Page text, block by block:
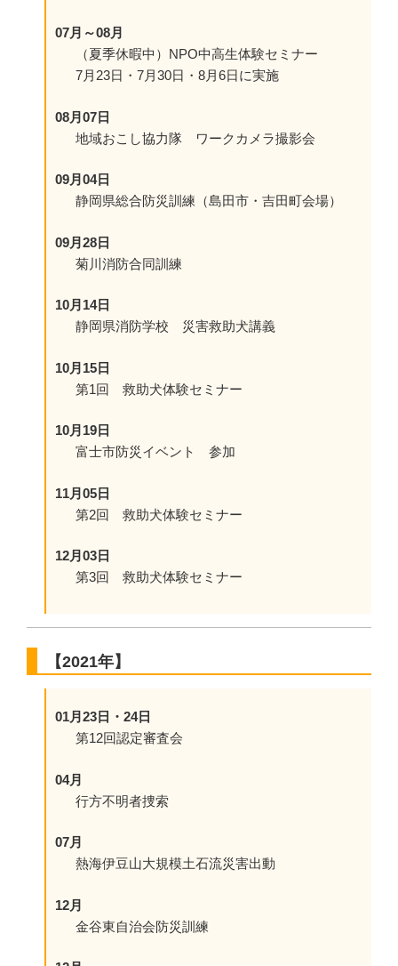
07月～08月
（夏季休暇中）NPO中高生体験セミナー
7月23日・7月30日・8月6日に実施
08月07日
地域おこし協力隊 ワークカメラ撮影会
09月04日
静岡県総合防災訓練（島田市・吉田町会場）
09月28日
菊川消防合同訓練
10月14日
静岡県消防学校 災害救助犬講義
10月15日
第1回 救助犬体験セミナー
10月19日
富士市防災イベント 参加
11月05日
第2回 救助犬体験セミナー
12月03日
第3回 救助犬体験セミナー
【2021年】
01月23日・24日
第12回認定審査会
04月
行方不明者捜索
07月
熱海伊豆山大規模土石流災害出動
12月
金谷東自治会防災訓練